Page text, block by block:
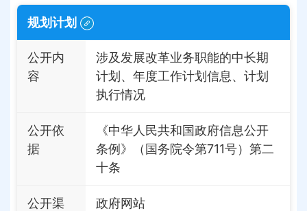
规划计划
公开内
容
涉及发展改革业务职能的中长期
计划、年度工作计划信息、计划
执行情况
公开依
据
《中华人民共和国政府信息公开
条例》（国务院令第711号）第二
十条
公开渠
政府网站